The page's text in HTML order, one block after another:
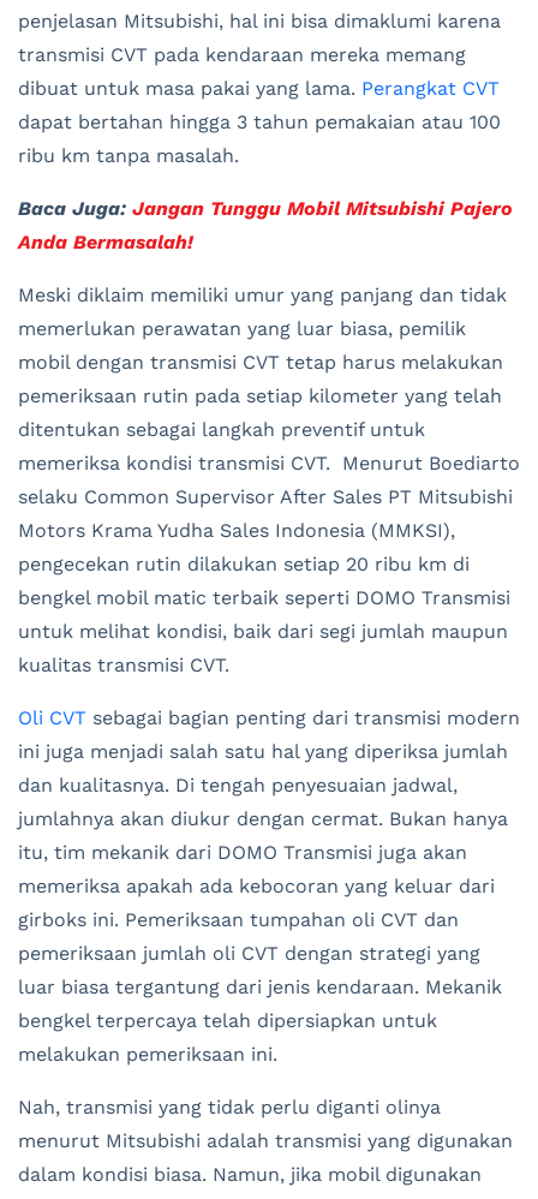
penjelasan Mitsubishi, hal ini bisa dimaklumi karena
transmisi CVT pada kendaraan mereka memang
dibuat untuk masa pakai yang lama. Perangkat CVT
dapat bertahan hingga 3 tahun pemakaian atau 100
ribu km tanpa masalah.
Baca Juga: Jangan Tunggu Mobil Mitsubishi Pajero
Anda Bermasalah!
Meski diklaim memiliki umur yang panjang dan tidak
memerlukan perawatan yang luar biasa, pemilik
mobil dengan transmisi CVT tetap harus melakukan
pemeriksaan rutin pada setiap kilometer yang telah
ditentukan sebagai langkah preventif untuk
memeriksa kondisi transmisi CVT. Menurut Boediarto
selaku Common Supervisor After Sales PT Mitsubishi
Motors Krama Yudha Sales Indonesia (MMKSI),
pengecekan rutin dilakukan setiap 20 ribu km di
bengkel mobil matic terbaik seperti DOMO Transmisi
untuk melihat kondisi, baik dari segi jumlah maupun
kualitas transmisi CVT.
Oli CVT sebagai bagian penting dari transmisi modern
ini juga menjadi salah satu hal yang diperiksa jumlah
dan kualitasnya. Di tengah penyesuaian jadwal,
jumlahnya akan diukur dengan cermat. Bukan hanya
itu, tim mekanik dari DOMO Transmisi juga akan
memeriksa apakah ada kebocoran yang keluar dari
girboks ini. Pemeriksaan tumpahan oli CVT dan
pemeriksaan jumlah oli CVT dengan strategi yang
luar biasa tergantung dari jenis kendaraan. Mekanik
bengkel terpercaya telah dipersiapkan untuk
melakukan pemeriksaan ini.
Nah, transmisi yang tidak perlu diganti olinya
menurut Mitsubishi adalah transmisi yang digunakan
dalam kondisi biasa. Namun, jika mobil digunakan